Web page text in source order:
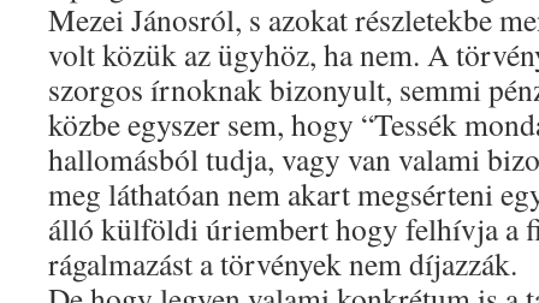
Mezei Jánosról, s azokat részletekbe
volt közük az ügyhöz, ha nem. A
szorgos írnoknak bizonyult, semmi
közbe egyszer sem, hogy “Tessék
hallomásból tudja, vagy van valami
meg láthatóan nem akart megsérteni
álló külföldi úriembert hogy felhívja a
rágalmazást a törvények nem díjazzák.